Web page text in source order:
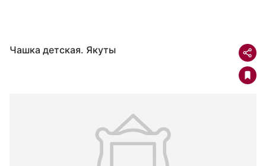
Чашка детская. Якуты